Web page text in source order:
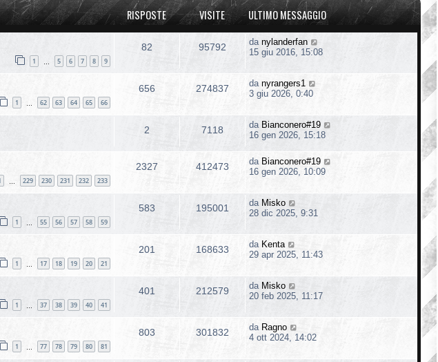
g
g
o
m
e
s
g
i
o
l
t
o
m
s
s
a
i
o
RISPOSTE VISITE ULTIMO MESSAGGIO
1 5 6 7 8 9
82 95792 da nylanderfan
15 giu 2016, 15:08
1 62 63 64 65 66
656 274837 da nyrangers1
3 giu 2026, 0:40
2 7118 da Bianconero#19
16 gen 2026, 15:18
229 230 231 232 233
2327 412473 da Bianconero#19
16 gen 2026, 10:09
1 55 56 57 58 59
583 195001 da Misko
28 dic 2025, 9:31
1 17 18 19 20 21
201 168633 da Kenta
29 apr 2025, 11:43
1 37 38 39 40 41
401 212579 da Misko
20 feb 2025, 11:17
1 77 78 79 80 81
803 301832 da Ragno
4 ott 2024, 14:02